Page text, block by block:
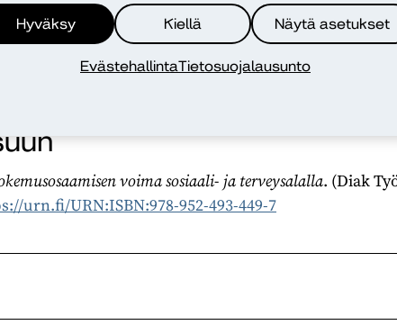
Hyväksy Kiellä Näytä asetukset
EvästehallintaTietosuojalausunto
päätösseminaari järjestetään 29.4. klo 13.00–16.00
Tilaisuus on samalla Kokemusosaamisen voima
kuulemaan lisää aiheesta ja haastattelemaan
voima sosiaali- ja terveysalalla. (Diak
urn.fi/URN:ISBN:978-952-493-449-7